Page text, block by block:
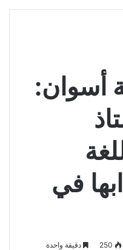
أسوان:
في
250 دقيقة واحدة